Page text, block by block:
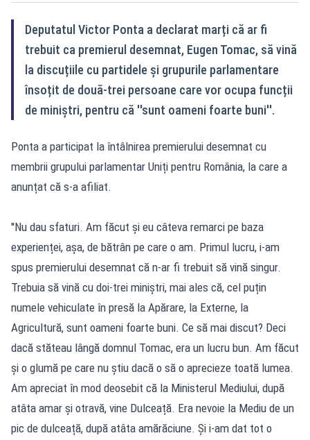
Deputatul Victor Ponta a declarat marți că ar fi
trebuit ca premierul desemnat, Eugen Tomac, să vină
la discuțiile cu partidele și grupurile parlamentare
însoțit de două-trei persoane care vor ocupa funcții
de miniștri, pentru că ''sunt oameni foarte buni''.
Ponta a participat la întâlnirea premierului desemnat cu
membrii grupului parlamentar Uniți pentru România, la care a
anunțat că s-a afiliat.
''Nu dau sfaturi. Am făcut și eu câteva remarci pe baza
experienței, așa, de bătrân pe care o am. Primul lucru, i-am
spus premierului desemnat că n-ar fi trebuit să vină singur.
Trebuia să vină cu doi-trei miniștri, mai ales că, cel puțin
numele vehiculate în presă la Apărare, la Externe, la
Agricultură, sunt oameni foarte buni. Ce să mai discut? Deci
dacă stăteau lângă domnul Tomac, era un lucru bun. Am făcut
și o glumă pe care nu știu dacă o să o aprecieze toată lumea.
Am apreciat în mod deosebit că la Ministerul Mediului, după
atâta amar și otravă, vine Dulceață. Era nevoie la Mediu de un
pic de dulceață, după atâta amărăciune. Și i-am dat tot o